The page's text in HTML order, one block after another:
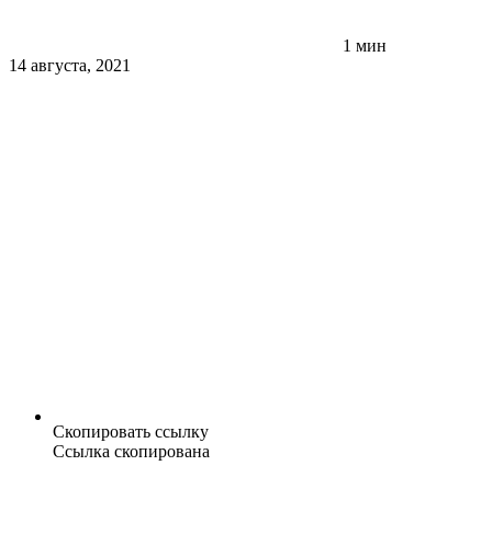
1 мин
14 августа, 2021
Скопировать ссылку
Ссылка скопирована